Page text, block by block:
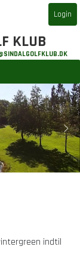
KLUB
indtil